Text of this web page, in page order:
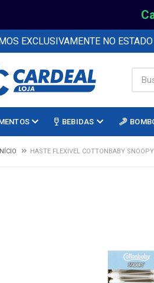
EXCLUSIVAMENTE NO
BEBIDAS
HASTE FLEXIVEL COTTONBABY